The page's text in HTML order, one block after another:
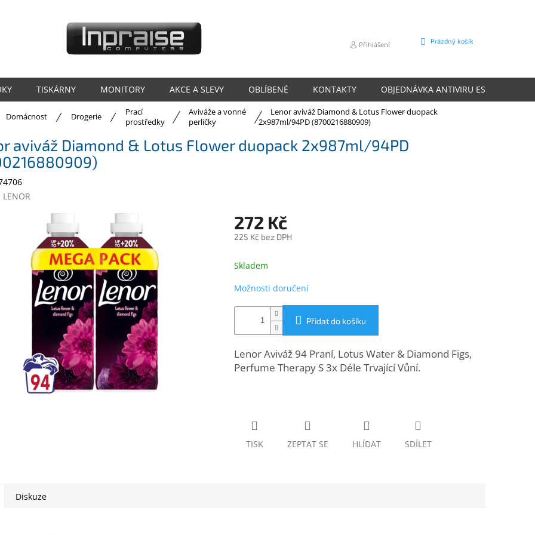
Přihlášení
NÁKUPNÍ
Prázdný košík
TISKÁRNY MONITORY AKCE A SLEVY OBLÍBENÉ KONTAKTY OBJEDNÁVKA ANTIVIRU ESET
Domácnost Drogerie
Prací
prostředky
Aviváže a vonné
perličky
Lenor aviváž Diamond & Lotus Flower duopack
2x987ml/94PD (8700216880909)
aviváž Diamond & Lotus Flower duopack 2x987ml/94PD
LENOR
272 Kč
225 Kč bez DPH
cena:
Skladem
Možnosti doručení
Přidat do košíku
Lenor Aviváž 94 Praní, Lotus Water & Diamond Figs,
Perfume Therapy S 3x Déle Trvající Vůní.
TISK ZEPTAT SE HLÍDAT SDÍLET
Diskuze